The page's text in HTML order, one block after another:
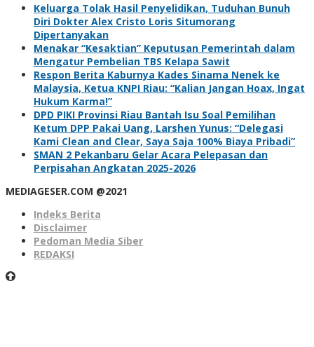
Keluarga Tolak Hasil Penyelidikan, Tuduhan Bunuh
Diri Dokter Alex Cristo Loris Situmorang
Dipertanyakan
Menakar “Kesaktian” Keputusan Pemerintah dalam
Mengatur Pembelian TBS Kelapa Sawit
Respon Berita Kaburnya Kades Sinama Nenek ke
Malaysia, Ketua KNPI Riau: “Kalian Jangan Hoax, Ingat
Hukum Karma!”
DPD PIKI Provinsi Riau Bantah Isu Soal Pemilihan
Ketum DPP Pakai Uang, Larshen Yunus: “Delegasi
Kami Clean and Clear, Saya Saja 100% Biaya Pribadi”
SMAN 2 Pekanbaru Gelar Acara Pelepasan dan
Perpisahan Angkatan 2025-2026
MEDIAGESER.COM @2021
Indeks Berita
Disclaimer
Pedoman Media Siber
REDAKSI